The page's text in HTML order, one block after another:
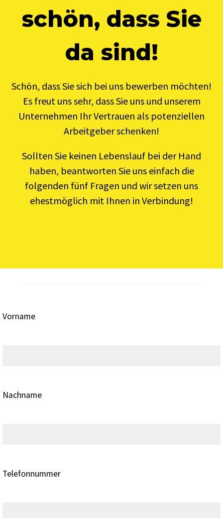
schön, dass Sie
da sind!
Schön, dass Sie sich bei uns bewerben möchten!
Es freut uns sehr, dass Sie uns und unserem
Unternehmen Ihr Vertrauen als potenziellen
Arbeitgeber schenken!
Sollten Sie keinen Lebenslauf bei der Hand
haben, beantworten Sie uns einfach die
folgenden fünf Fragen und wir setzen uns
ehestmöglich mit Ihnen in Verbindung!
Vorname
Nachname
Telefonnummer